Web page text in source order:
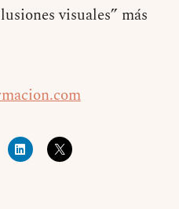
visuales” más